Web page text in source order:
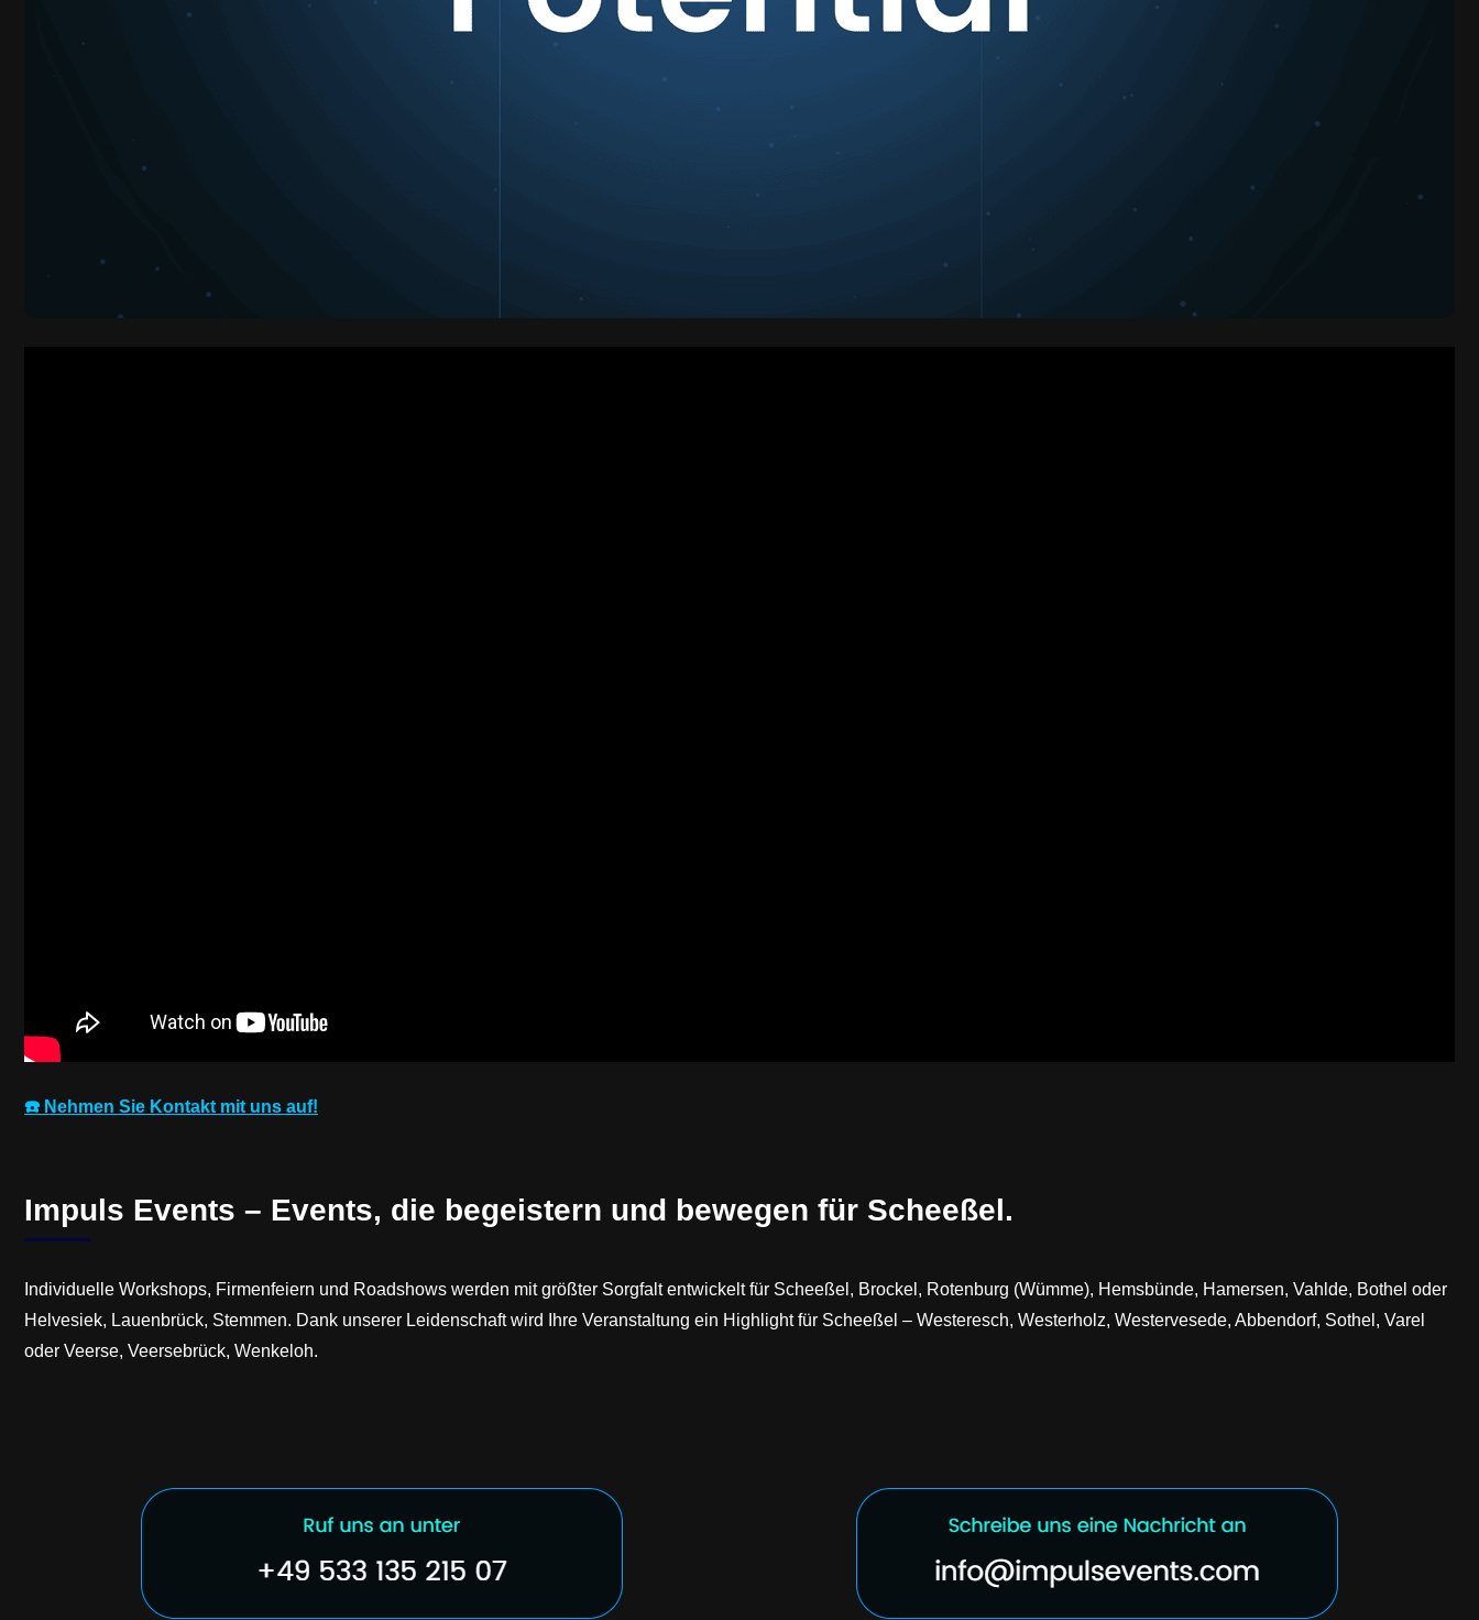
☎️ Nehmen Sie Kontakt mit uns auf!
Impuls Events – Events, die begeistern und bewegen für Scheeßel.
Individuelle Workshops, Firmenfeiern und Roadshows werden mit größter Sorgfalt entwickelt für Scheeßel, Brockel, Rotenburg (Wümme), Hemsbünde, Hamersen, Vahlde, Bothel oder
Helvesiek, Lauenbrück, Stemmen. Dank unserer Leidenschaft wird Ihre Veranstaltung ein Highlight für Scheeßel – Westeresch, Westerholz, Westervesede, Abbendorf, Sothel, Varel
oder Veerse, Veersebrück, Wenkeloh.